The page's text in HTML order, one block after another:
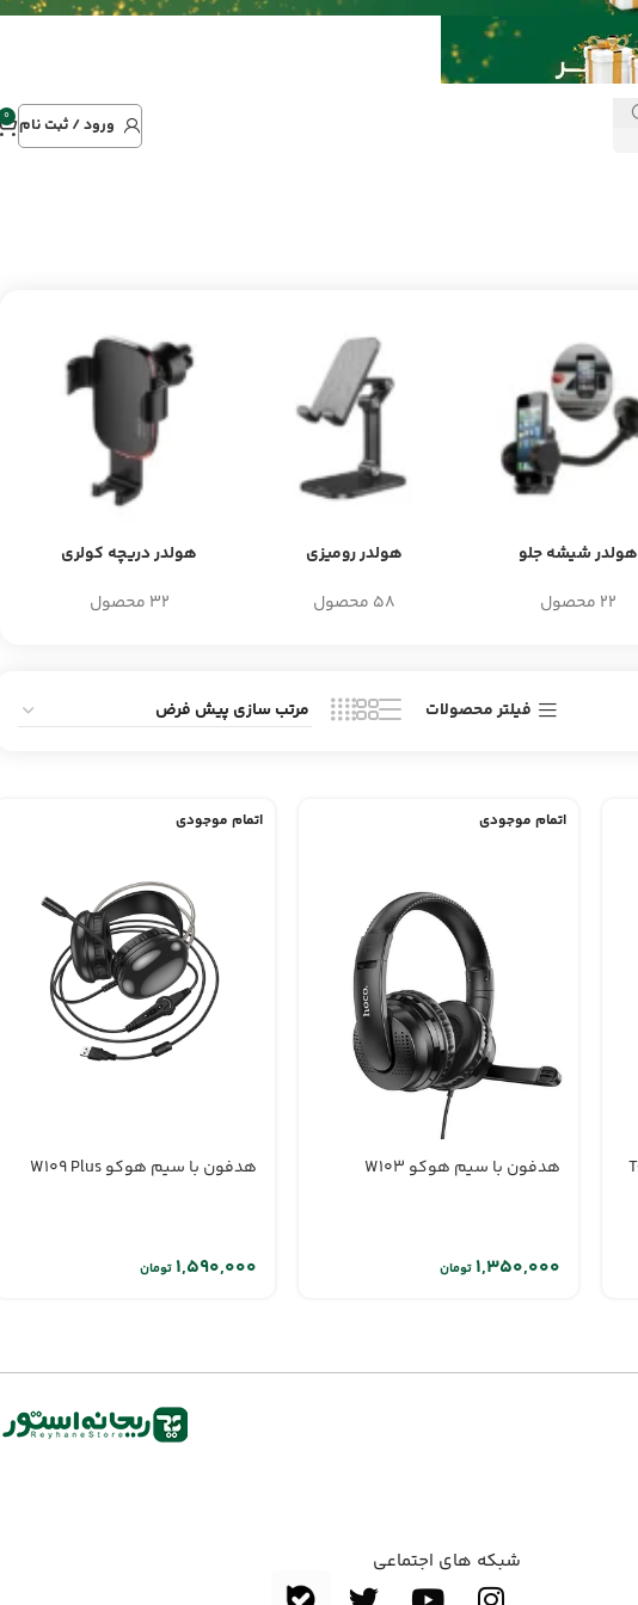
ورود / ثبت نام 0
هولدر شیشه جلو
22 محصول
هولدر رومیزی
58 محصول
هولدر دریچه کولری
32 محصول
فیلتر محصولات
اتمام موجودی
هدفون با سیم هوکو W103
تومان
اتمام موجودی
هدفون با سیم هوکو W109 Plus
تومان
شبکه های اجتماعی